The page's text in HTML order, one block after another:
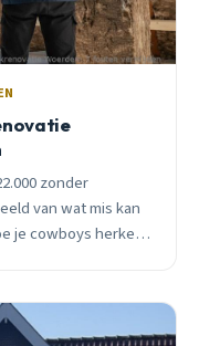
zonder
van wat mis kan
je cowboys herkent